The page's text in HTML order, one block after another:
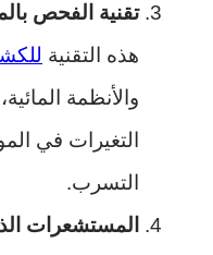
تقنية الفحص
هذه التقنية
والأنظمة
التغيرات في
التسرب.
المستشعرات